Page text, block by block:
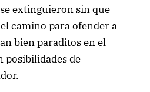
extinguieron sin que
camino para ofender a
bien paraditos en el
posibilidades de